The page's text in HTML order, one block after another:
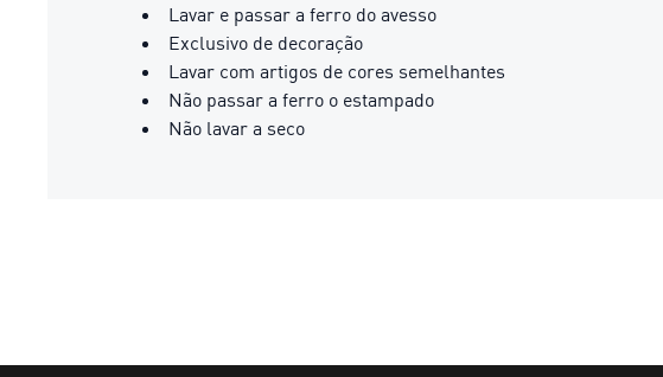
Lavar e passar a ferro do avesso
Exclusivo de decoração
Lavar com artigos de cores semelhantes
Não passar a ferro o estampado
Não lavar a seco